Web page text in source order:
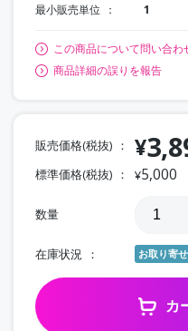
最小販売単位 1
この商品について問い合わ
商品詳細の誤りを報告
販売価格(税抜) ¥
標準価格(税抜) ¥5,000
数量
在庫状況 お取り寄せ
カ